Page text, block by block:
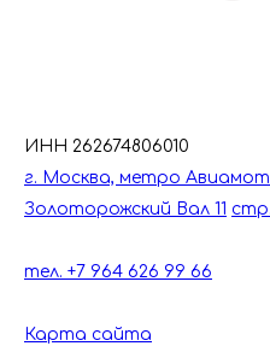
ИНН 262674806010
г. Москва, метро
Золоторожский Вал 11
тел. +7 964 626 99 66
Карта сайта